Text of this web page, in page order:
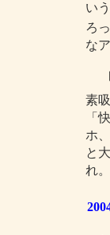
い
ろ
な
素
「
ホ
と
れ。